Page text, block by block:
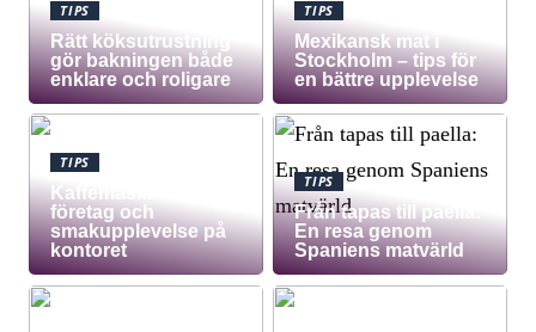
TIPS
Rätt köksutrustning
gör bakningen både
enklare och roligare
TIPS
Mexikansk mat i
Stockholm – tips för
en bättre upplevelse
TIPS
Kaffemaskin för
företag och
smakupplevelse på
kontoret
TIPS
Från tapas till paella:
En resa genom
Spaniens matvärld